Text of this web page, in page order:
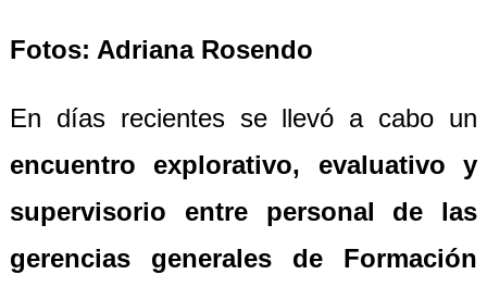
Fotos: Adriana Rosendo
En días recientes se llevó a cabo un
encuentro explorativo, evaluativo y
supervisorio entre personal de las
gerencias generales de Formación